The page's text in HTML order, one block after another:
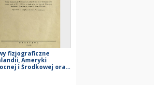
fizjograficzne
Ameryki
i Środkowej oraz